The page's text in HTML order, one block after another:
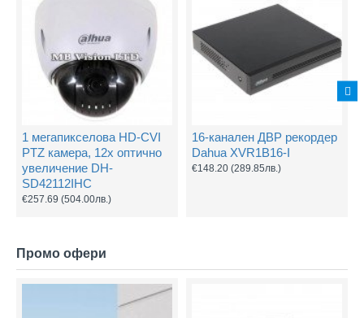
1 мегапикселова HD-CVI
PTZ камера, 12х оптично
увеличение DH-
SD42112IHC
€257.69 (504.00лв.)
16-канален ДВР рекордер
Dahua XVR1B16-I
€148.20 (289.85лв.)
Промо офери